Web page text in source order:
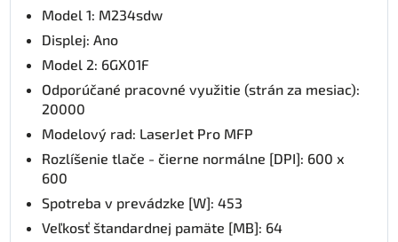
Model 1: M234sdw
Displej: Ano
Model 2: 6GX01F
Odporúčané pracovné využitie (strán za mesiac):
20000
Modelový rad: LaserJet Pro MFP
Rozlíšenie tlače - čierne normálne [DPI]: 600 x
600
Spotreba v prevádzke [W]: 453
Veľkosť štandardnej pamäte [MB]: 64